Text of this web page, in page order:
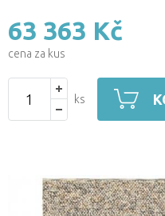
63 363 Kč
cena za kus
ks